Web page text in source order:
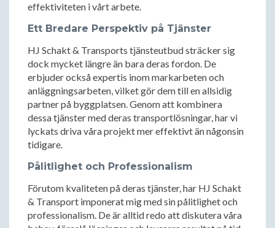
effektiviteten i vårt arbete.
Ett Bredare Perspektiv på Tjänster
HJ Schakt & Transports tjänsteutbud sträcker sig
dock mycket längre än bara deras fordon. De
erbjuder också expertis inom markarbeten och
anläggningsarbeten, vilket gör dem till en allsidig
partner på byggplatsen. Genom att kombinera
dessa tjänster med deras transportlösningar, har vi
lyckats driva våra projekt mer effektivt än någonsin
tidigare.
Pålitlighet och Professionalism
Förutom kvaliteten på deras tjänster, har HJ Schakt
& Transport imponerat mig med sin pålitlighet och
professionalism. De är alltid redo att diskutera våra